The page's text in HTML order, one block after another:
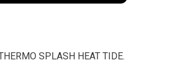
SPLASH HEAT TIDE.